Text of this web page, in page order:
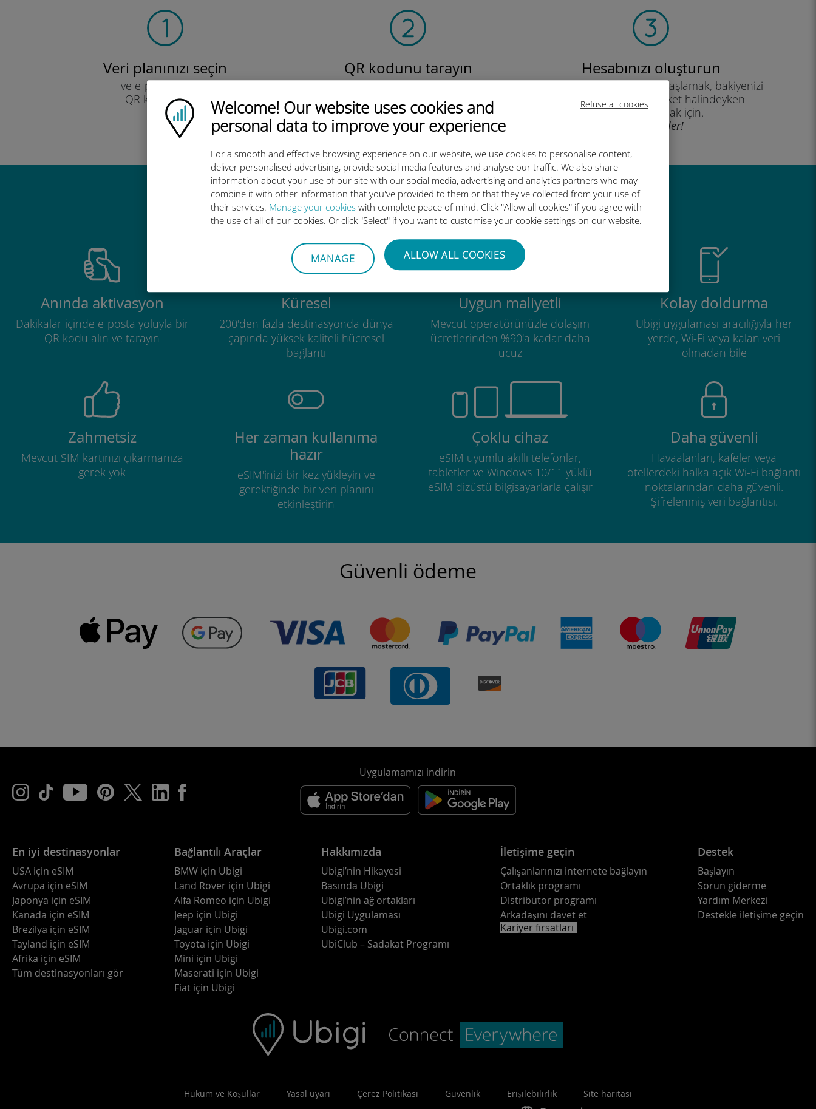
Refuse all cookies
Ubigi logo
Welcome! Our website uses cookies and
personal data to improve your experience
For a smooth and effective browsing experience on our website, we use cookies to personalise content,
deliver personalised advertising, provide social media features and analyse our traffic. We also share
information about your use of our site with our social media, advertising and analytics partners who may
combine it with other information that you've provided to them or that they've collected from your use of
their services. Manage your cookies with complete peace of mind. Click "Allow all cookies" if you agree with
the use of all of our cookies. Or click "Select" if you want to customise your cookie settings on our website.
MANAGE ALLOW ALL COOKIES
Veri planınızı seçin
ve e-posta yoluyla
QR kodu ile alın.
Hızlı!
QR kodunu tarayın
veri planını etkinleştirmek ve
Ubigi eSIM'i yüklemek için.
Çok basit!
Hesabınızı oluşturun
veri planınızı kullanmaya başlamak, bakiyenizi
kontrol etmek ve hareket halindeyken
yükleme yapmak için.
İyi eğlenceler!
Ubigi uluslararası eSIM neden bu kadar harika
Anında aktivasyon
Dakikalar içinde e-posta yoluyla bir
QR kodu alın ve tarayın
Küresel
200'den fazla destinasyonda dünya
çapında yüksek kaliteli hücresel
bağlantı
Uygun maliyetli
Mevcut operatörünüzle dolaşım
ücretlerinden %90'a kadar daha
ucuz
Kolay doldurma
Ubigi uygulaması aracılığıyla her
yerde, Wi-Fi veya kalan veri
olmadan bile
Zahmetsiz
Mevcut SIM kartınızı çıkarmanıza
gerek yok
Her zaman kullanıma
hazır
eSIM'inizi bir kez yükleyin ve
gerektiğinde bir veri planını
etkinleştirin
Çoklu cihaz
eSIM uyumlu akıllı telefonlar,
tabletler ve Windows 10/11 yüklü
eSIM dizüstü bilgisayarlarla çalışır
Daha güvenli
Havaalanları, kafeler veya
otellerdeki halka açık Wi-Fi bağlantı
noktalarından daha güvenli.
Şifrelenmiş veri bağlantısı.
Güvenli ödeme
Uygulamamızı indirin
En iyi destinasyonlar
USA için eSIM
Avrupa için eSIM
Japonya için eSIM
Kanada için eSIM
Brezilya için eSIM
Tayland için eSIM
Afrika için eSIM
Tüm destinasyonları gör
Bağlantılı Araçlar
BMW için Ubigi
Land Rover için Ubigi
Alfa Romeo için Ubigi
Jeep için Ubigi
Jaguar için Ubigi
Toyota için Ubigi
Mini için Ubigi
Maserati için Ubigi
Fiat için Ubigi
Hakkımızda
Ubigi’nin Hikayesi
Basında Ubigi
Ubigi’nin ağ ortakları
Ubigi Uygulaması
Ubigi.com
UbiClub – Sadakat Programı
İletişime geçin
Çalışanlarınızı internete bağlayın
Ortaklık programı
Distribütör programı
Arkadaşını davet et
Kariyer fırsatları
Destek
Başlayın
Sorun giderme
Yardım Merkezi
Destekle iletişime geçin
Hüküm ve Koşullar Yasal uyarı Çerez Politikası Güvenlik Erişilebilirlik
Site haritasi